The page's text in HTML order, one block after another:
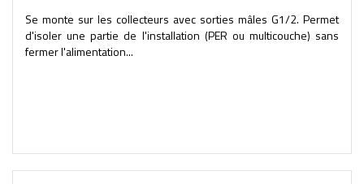
Se monte sur les collecteurs avec sorties mâles G1/2. Permet
d'isoler une partie de l'installation (PER ou multicouche) sans
fermer l'alimentation...